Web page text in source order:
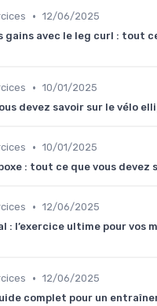
• 12/06/2025
gains avec le leg curl : tout
• 10/01/2025
devez savoir sur le vélo
• 10/01/2025
: tout ce que vous devez
• 12/06/2025
: l’exercice ultime pour vos
• 12/06/2025
complet pour un